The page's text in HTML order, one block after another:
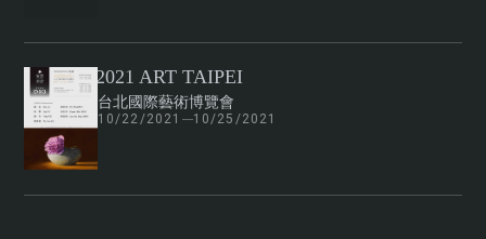
2021 ART TAIPEI
台北國際藝術博覽會
10/22/2021 10/25/2021